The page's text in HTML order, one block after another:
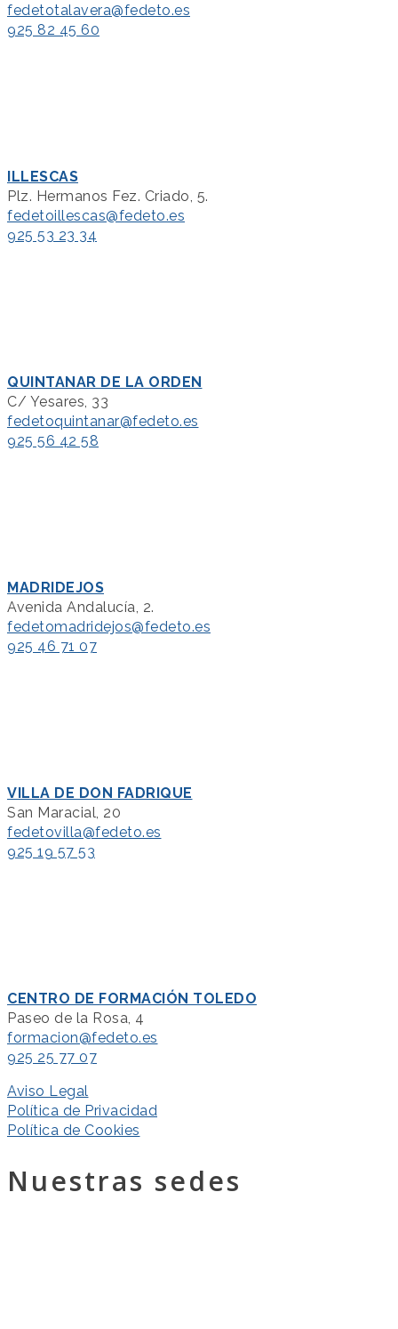
fedetotalavera@fedeto.es
925 82 45 60
ILLESCAS
Plz. Hermanos Fez. Criado, 5.
fedetoillescas@fedeto.es
925 53 23 34
QUINTANAR DE LA ORDEN
C/ Yesares, 33
fedetoquintanar@fedeto.es
925 56 42 58
MADRIDEJOS
Avenida Andalucía, 2.
fedetomadridejos@fedeto.es
925 46 71 07
VILLA DE DON FADRIQUE
San Maracial, 20
fedetovilla@fedeto.es
925 19 57 53
CENTRO DE FORMACIÓN TOLEDO
Paseo de la Rosa, 4
formacion@fedeto.es
925 25 77 07
Aviso Legal
Política de Privacidad
Política de Cookies
Nuestras sedes